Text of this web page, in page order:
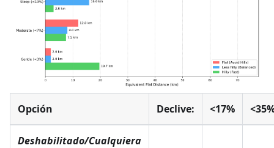
Opción Declive: <17%
Deshabilitado/Cualquiera